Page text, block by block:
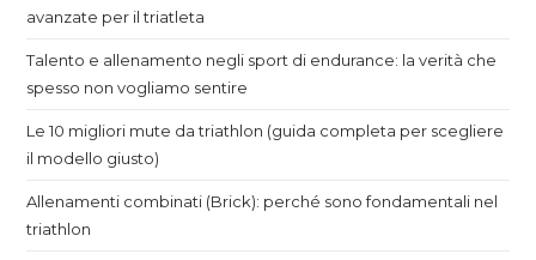
avanzate per il triatleta
Talento e allenamento negli sport di endurance: la verità che
spesso non vogliamo sentire
Le 10 migliori mute da triathlon (guida completa per scegliere
il modello giusto)
Allenamenti combinati (Brick): perché sono fondamentali nel
triathlon